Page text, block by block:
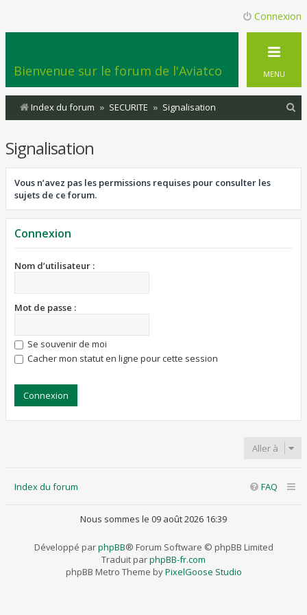
Connexion
Bienvenue sur le forum de l'Aviatco MENU
Index du forum SECURITE Signalisation
c
Signalisation
Vous n’avez pas les permissions requises pour consulter les
sujets de ce forum.
Connexion
Nom d’utilisateur :
Mot de passe :
Se souvenir de moi
Cacher mon statut en ligne pour cette session
Aller à
Index du forum FAQ
Nous sommes le 09 août 2026 16:39
Développé parphpBB® Forum Software © phpBB Limited
Traduit parphpBB-fr.com
phpBB Metro Theme byPixelGoose Studio